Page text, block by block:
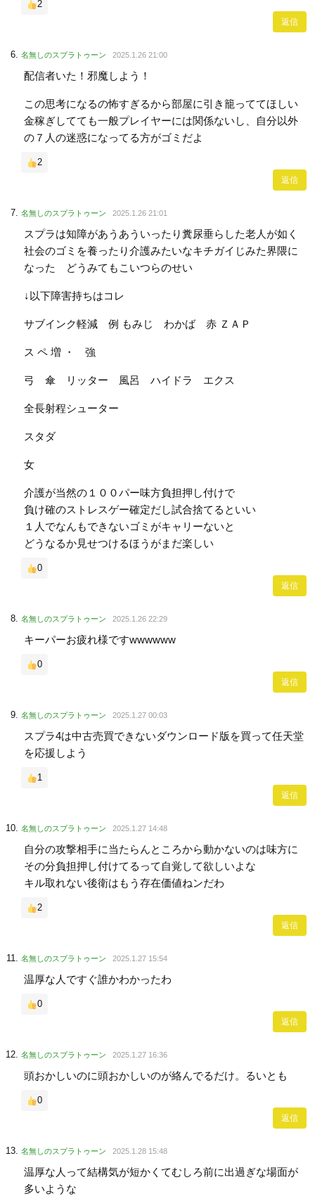
2
返信
名無しのスプラトゥーン 2025.1.26 21:00
配信者いた！邪魔しよう！
この思考になるの怖すぎるから部屋に引き籠っててほしい
金稼ぎしてても一般プレイヤーには関係ないし、自分以外
の７人の迷惑になってる方がゴミだよ
2
返信
名無しのスプラトゥーン 2025.1.26 21:01
スプラは知障があうあういったり糞尿垂らした老人が如く
社会のゴミを養ったり介護みたいなキチガイじみた界隈に
なった どうみてもこいつらのせい
↓以下障害持ちはコレ
サブインク軽減 例 もみじ わかば 赤 ＺＡＰ
ス ペ 増 ・ 強
弓 傘 リッター 風呂 ハイドラ エクス
全長射程シューター
スタダ
女
介護が当然の１００パー味方負担押し付けで
負け確のストレスゲー確定だし試合捨てるといい
１人でなんもできないゴミがキャリーないと
どうなるか見せつけるほうがまだ楽しい
0
返信
名無しのスプラトゥーン 2025.1.26 22:29
キーパーお疲れ様ですwwwwww
0
返信
名無しのスプラトゥーン 2025.1.27 00:03
スプラ4は中古売買できないダウンロード版を買って任天堂
を応援しよう
1
返信
名無しのスプラトゥーン 2025.1.27 14:48
自分の攻撃相手に当たらんところから動かないのは味方に
その分負担押し付けてるって自覚して欲しいよな
キル取れない後衛はもう存在価値ねンだわ
2
返信
名無しのスプラトゥーン 2025.1.27 15:54
温厚な人ですぐ誰かわかったわ
0
返信
名無しのスプラトゥーン 2025.1.27 16:36
頭おかしいのに頭おかしいのが絡んでるだけ。るいとも
0
返信
名無しのスプラトゥーン 2025.1.28 15:48
温厚な人って結構気が短かくてむしろ前に出過ぎな場面が
多いような